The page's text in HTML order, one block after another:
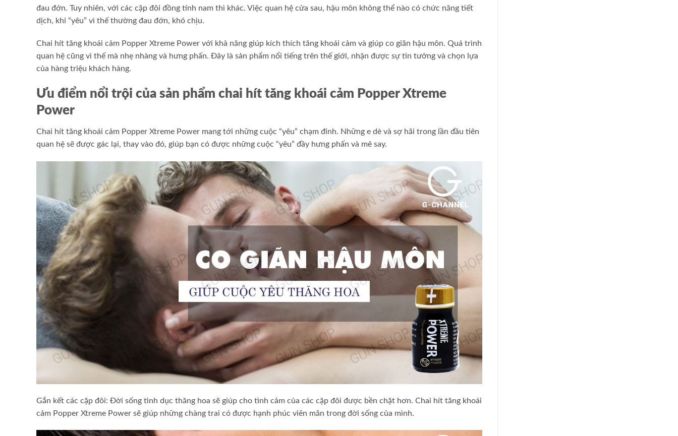
đau đớn. Tuy nhiên, với các cặp đôi đồng tính nam thì khác. Việc quan hệ cửa sau, hậu môn không thể nào có chức năng tiết
dịch, khi “yêu” vì thế thường đau đớn, khó chịu.
Chai hít tăng khoái cảm Popper Xtreme Power với khả năng giúp kích thích tăng khoái cảm và giúp co giãn hậu môn. Quá trình
quan hệ cũng vì thế mà nhẹ nhàng và hưng phấn. Đây là sản phẩm nổi tiếng trên thế giới, nhận được sự tin tưởng và chọn lựa
của hàng triệu khách hàng.
Ưu điểm nổi trội của sản phẩm chai hít tăng khoái cảm Popper Xtreme
Power
Chai hít tăng khoái cảm Popper Xtreme Power mang tới những cuộc “yêu” chạm đỉnh. Những e dè và sợ hãi trong lần đầu tiên
quan hệ sẽ được gác lại, thay vào đó, giúp bạn có được những cuộc “yêu” đầy hưng phấn và mê say.
Gắn kết các cặp đôi: Đời sống tình dục thăng hoa sẽ giúp cho tình cảm của các cặp đôi được bền chặt hơn. Chai hít tăng khoái
cảm Popper Xtreme Power sẽ giúp những chàng trai có được hạnh phúc viên mãn trong đời sống của mình.